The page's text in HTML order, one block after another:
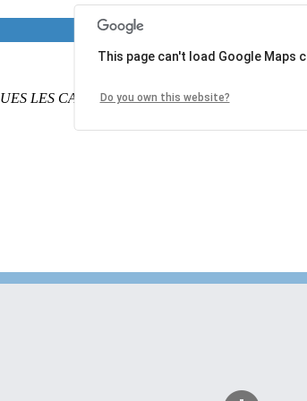
LES CALAISPAS DE CALAIS62340
This page can't load Google Maps
Do you own this website?